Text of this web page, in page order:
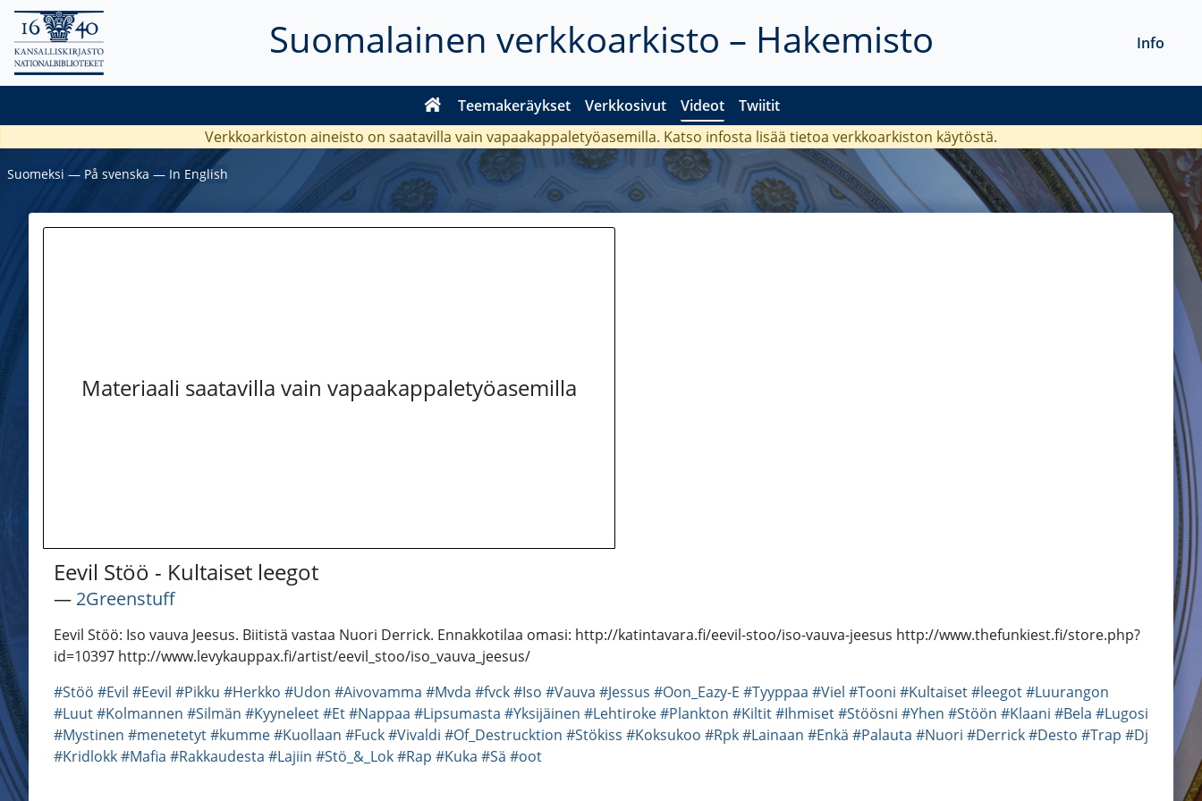
Suomalainen verkkoarkisto – Hakemisto
Teemakeräykset Verkkosivut Videot Twiitit
Info
Verkkoarkiston aineisto on saatavilla vain vapaakappaletyöasemilla. Katso infosta lisää tietoa verkkoarkiston käytöstä.
Suomeksi ― På svenska ― In English
Materiaali saatavilla vain vapaakappaletyöasemilla
Eevil Stöö - Kultaiset leegot
― 2Greenstuff
Eevil Stöö: Iso vauva Jeesus. Biitistä vastaa Nuori Derrick. Ennakkotilaa omasi: http://katintavara.fi/eevil-stoo/iso-vauva-jeesus http://www.thefunkiest.fi/store.php?
id=10397 http://www.levykauppax.fi/artist/eevil_stoo/iso_vauva_jeesus/
#Stöö #Evil #Eevil #Pikku #Herkko #Udon #Aivovamma #Mvda #fvck#Iso #Vauva #Jessus #Oon_Eazy-E #Tyyppaa #Viel #Tooni #Kultaiset#leegot#Luurangon
#Luut#Kolmannen #Silmän #Kyyneleet#Et#Nappaa #Lipsumasta #Yksijäinen #Lehtiroke#Plankton #Kiltit#Ihmiset#Stöösni #Yhen #Stöön #Klaani #Bela #Lugosi
#Mystinen #menetetyt#kumme#Kuollaan #Fuck#Vivaldi #Of_Destrucktion #Stökiss #Koksukoo #Rpk#Lainaan #Enkä #Palauta #Nuori #Derrick#Desto #Trap #Dj
#Kridlokk#Mafia #Rakkaudesta #Lajiin #Stö_&_Lok#Rap #Kuka #Sä #oot